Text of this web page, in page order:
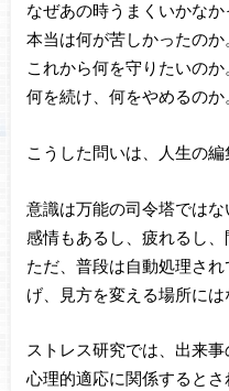
なぜあの時うまくいかなか
本当は何が苦しかったのか
これから何を守りたいのか
何を続け、何をやめるのか
こうした問いは、人生の編
意識は万能の司令塔ではな
感情もあるし、疲れるし、
ただ、普段は自動処理さ
げ、見方を変える場所には
ストレス研究では、出来事
心理的適応に関係するとさ